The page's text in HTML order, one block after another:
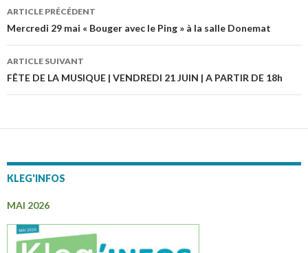
Navigation
des
articles
ARTICLE PRÉCÉDENT
Mercredi 29 mai « Bouger avec le Ping » à la salle Donemat
ARTICLE SUIVANT
FÊTE DE LA MUSIQUE | VENDREDI 21 JUIN | A PARTIR DE 18h
KLEG'INFOS
MAI 2026